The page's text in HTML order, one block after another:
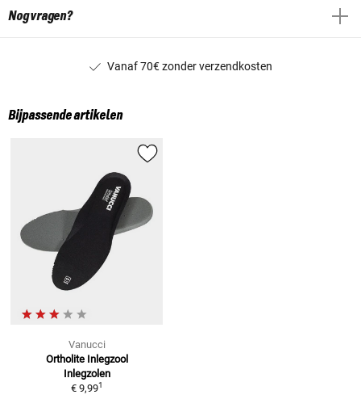
Nog vragen?
Vanaf 70€ zonder verzendkosten
Bijpassende artikelen
Vanucci
Ortholite Inlegzool
Inlegzolen
€ 9,991